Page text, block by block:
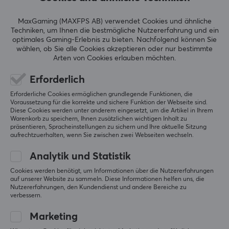
innovativen Produkte gewonnen.
TECHNISCHE DATEN
Kompatibiltät
PC, Xbox One, Xbox Series
EIGENSCHAFTEN
Grau
GARANTIE
1 jahr garantie
Einheit kostet, um sie in großen Mengen von ihrem
funktioniert mit MFS2020
hat zusätzliche zuweisbare Tasten
keinen Motor
Original anzeigen
Thrustmaster TCA Quadrant Boeing Edition
letztes Jahr
2 Likes
Fredrik G
Verifizierter Käufer
Thrustmaster TCA Quadrant Boeing Edition
vor 6 Monaten
Krister L
MaxGaming (MAXFPS AB) verwendet Cookies und ähnliche
Techniken, um Ihnen die bestmögliche Nutzererfahrung und ein
optimales Gaming-Erlebnis zu bieten. Nachfolgend können Sie
wählen, ob Sie alle Cookies akzeptieren oder nur bestimmte
Arten von Cookies erlauben möchten.
Erforderlich
Erforderliche Cookies ermöglichen grundlegende Funktionen, die
Voraussetzung für die korrekte und sichere Funktion der Webseite sind.
Diese Cookies werden unter anderem eingesetzt, um die Artikel in Ihrem
Warenkorb zu speichern, Ihnen zusätzlichen wichtigen Inhalt zu
präsentieren, Spracheinstellungen zu sichern und Ihre aktuelle Sitzung
aufrechtzuerhalten, wenn Sie zwischen zwei Webseiten wechseln.
Analytik und Statistik
Cookies werden benötigt, um Informationen über die Nutzererfahrungen
auf unserer Website zu sammeln. Diese Informationen helfen uns, die
Nutzererfahrungen, den Kundendienst und andere Bereiche zu
verbessern.
Marketing